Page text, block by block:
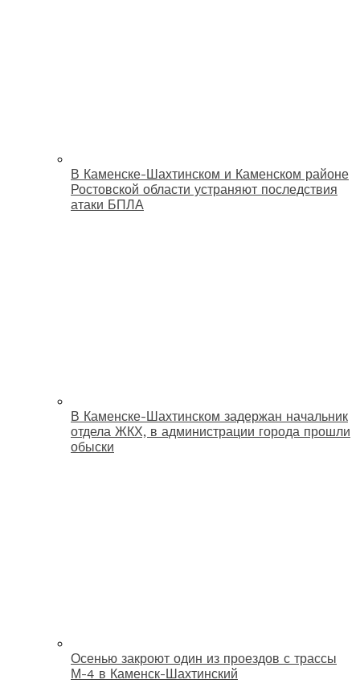
В Каменске-Шахтинском и Каменском районе
Ростовской области устраняют последствия
атаки БПЛА
В Каменске-Шахтинском задержан начальник
отдела ЖКХ, в администрации города прошли
обыски
Осенью закроют один из проездов с трассы
М-4 в Каменск-Шахтинский